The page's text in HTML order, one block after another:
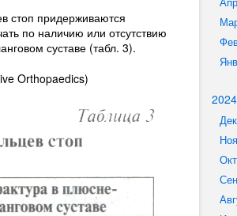
2024
стоп придерживаются
по наличию или отсутствию
суставе (табл. 3).
Orthopaedics)